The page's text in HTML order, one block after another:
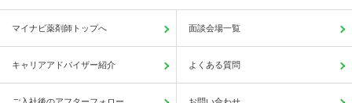
マイナビ薬剤師トップへ 面談会場一覧
キャリアアドバイザー紹介 よくある質問